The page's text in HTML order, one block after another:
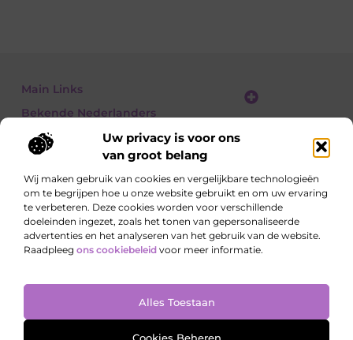
Uw privacy is voor ons
van groot belang
Wij maken gebruik van cookies en vergelijkbare technologieën
om te begrijpen hoe u onze website gebruikt en om uw ervaring
te verbeteren. Deze cookies worden voor verschillende
doeleinden ingezet, zoals het tonen van gepersonaliseerde
advertenties en het analyseren van het gebruik van de website.
Raadpleeg ons cookiebeleid voor meer informatie.
Alles Toestaan
Cookies Beheren
Main Links
Bekende Nederlanders
Ontdek, lees, leer – elke dag opnieuw
Artikelen vol kennis, meningen en inspirerende
invalshoeken.
www.onderzoeksite.nl